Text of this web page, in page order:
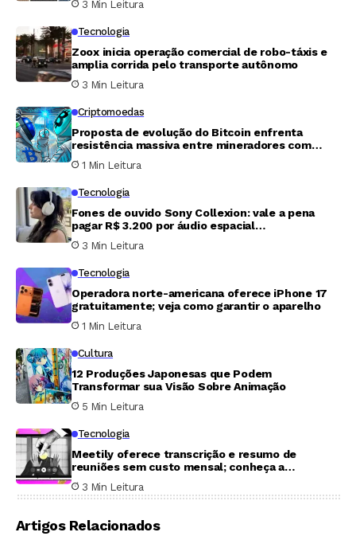
3 Min Leitura
Tecnologia
Zoox inicia operação comercial de robo-táxis e
amplia corrida pelo transporte autônomo
3 Min Leitura
Criptomoedas
Proposta de evolução do Bitcoin enfrenta
resistência massiva entre mineradores com
adesão de apenas 3%
1 Min Leitura
Tecnologia
Fones de ouvido Sony Collexion: vale a pena
pagar R$ 3.200 por áudio espacial
revolucionário?
3 Min Leitura
Tecnologia
Operadora norte-americana oferece iPhone 17
gratuitamente; veja como garantir o aparelho
1 Min Leitura
Cultura
12 Produções Japonesas que Podem
Transformar sua Visão Sobre Animação
5 Min Leitura
Tecnologia
Meetily oferece transcrição e resumo de
reuniões sem custo mensal; conheça a
ferramenta
3 Min Leitura
Artigos Relacionados